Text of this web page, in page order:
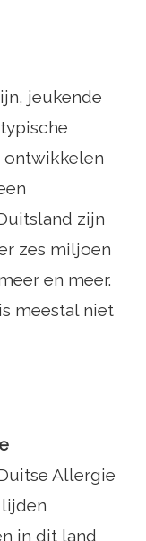
jeukende
ontwikkelen
zijn
zes miljoen
en meer.
meestal niet
Allergie
lijden
in dit land